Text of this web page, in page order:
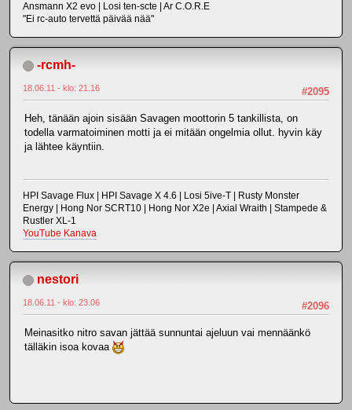
Ansmann X2 evo | Losi ten-scte | Ar C.O.R.E
"Ei rc-auto tervettä päivää nää"
-rcmh-
#2095
18.06.11 - klo: 21.16
Heh, tänään ajoin sisään Savagen moottorin 5 tankillista, on
todella varmatoiminen motti ja ei mitään ongelmia ollut. hyvin käy
ja lähtee käyntiin.
HPI Savage Flux | HPI Savage X 4.6 | Losi 5ive-T | Rusty Monster
Energy | Hong Nor SCRT10 | Hong Nor X2e | Axial Wraith | Stampede &
Rustler XL-1
YouTube Kanava
nestori
#2096
18.06.11 - klo: 23.06
Meinasitko nitro savan jättää sunnuntai ajeluun vai mennäänkö
tälläkin isoa kovaa